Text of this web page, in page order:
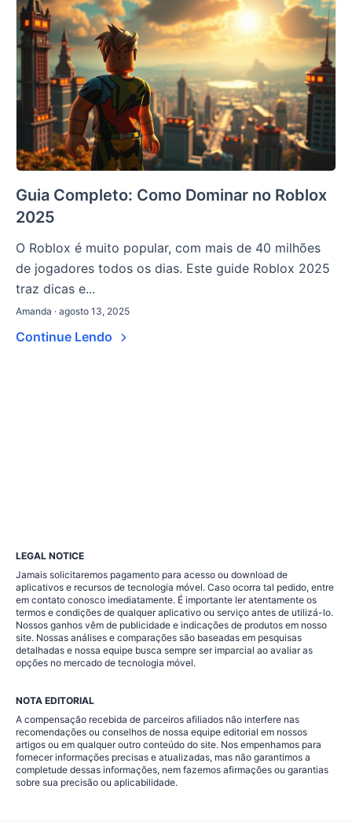
Guia Completo: Como Dominar no Roblox
2025
O Roblox é muito popular, com mais de 40 milhões
de jogadores todos os dias. Este guide Roblox 2025
traz dicas e...
Amanda · agosto 13, 2025
Continue Lendo
LEGAL NOTICE
Jamais solicitaremos pagamento para acesso ou download de
aplicativos e recursos de tecnologia móvel. Caso ocorra tal pedido, entre
em contato conosco imediatamente. É importante ler atentamente os
termos e condições de qualquer aplicativo ou serviço antes de utilizá-lo.
Nossos ganhos vêm de publicidade e indicações de produtos em nosso
site. Nossas análises e comparações são baseadas em pesquisas
detalhadas e nossa equipe busca sempre ser imparcial ao avaliar as
opções no mercado de tecnologia móvel.
NOTA EDITORIAL
A compensação recebida de parceiros afiliados não interfere nas
recomendações ou conselhos de nossa equipe editorial em nossos
artigos ou em qualquer outro conteúdo do site. Nos empenhamos para
fornecer informações precisas e atualizadas, mas não garantimos a
completude dessas informações, nem fazemos afirmações ou garantias
sobre sua precisão ou aplicabilidade.